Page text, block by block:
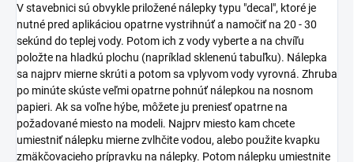
V stavebnici sú obvykle priložené nálepky typu "decal", ktoré je
nutné pred aplikáciou opatrne vystrihnúť a namočiť na 20 - 30
sekúnd do teplej vody. Potom ich z vody vyberte a na chvíľu
položte na hladkú plochu (napríklad sklenenú tabuľku). Nálepka
sa najprv mierne skrúti a potom sa vplyvom vody vyrovná. Zhruba
po minúte skúste veľmi opatrne pohnúť nálepkou na nosnom
papieri. Ak sa voľne hýbe, môžete ju preniesť opatrne na
požadované miesto na modeli. Najprv miesto kam chcete
umiestniť nálepku mierne zvlhčite vodou, alebo použite kvapku
zmäkčovacieho prípravku na nálepky. Potom nálepku umiestnite